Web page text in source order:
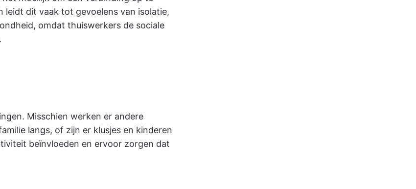
leidt dit vaak tot gevoelens van isolatie,
omdat thuiswerkers de sociale
Misschien werken er andere
langs, of zijn er klusjes en kinderen
beïnvloeden en ervoor zorgen dat